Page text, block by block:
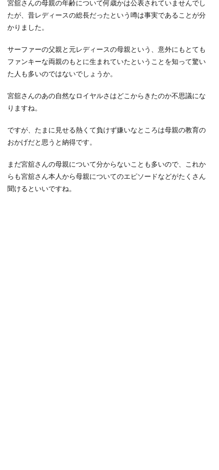
宮舘さんの母親の年齢について何歳かは公表されていませんでし
たが、昔レディースの総長だったという噂は事実であることが分
かりました。
サーファーの父親と元レディースの母親という、意外にもとても
ファンキーな両親のもとに生まれていたということを知って驚い
た人も多いのではないでしょうか。
宮舘さんのあの自然なロイヤルさはどこからきたのか不思議にな
りますね。
ですが、たまに見せる熱くて負けず嫌いなところは母親の教育の
おかげだと思うと納得です。
まだ宮舘さんの母親について分からないことも多いので、これか
らも宮舘さん本人から母親についてのエピソードなどがたくさん
聞けるといいですね。